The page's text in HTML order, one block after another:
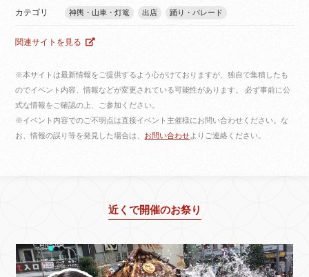
カテゴリ 神輿・山車・灯篭 出店 踊り・パレード
関連サイトを見る
※本サイトは最新情報をご提供するよう心がけておりますが、独自で集積したも
のでイベント内容、情報などが変更されている可能性があります。 必ず事前に公
式な情報をご確認の上、ご参加ください。
※イベント内容でのご不明点は直接イベント主催様にお問い合わせください。な
お、情報の誤り等を発見した場合は、 お問い合わせよりご連絡ください。
近くで開催のお祭り